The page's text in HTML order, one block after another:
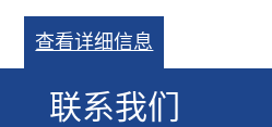
查看详细信息
联系我们